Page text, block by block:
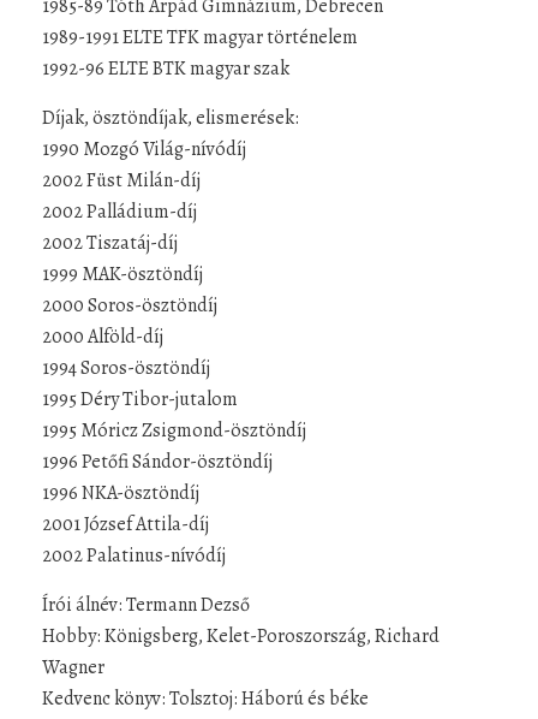
1985-89 Tóth Árpád Gimnázium, Debrecen
1989-1991 ELTE TFK magyar történelem
1992-96 ELTE BTK magyar szak
Díjak, ösztöndíjak, elismerések:
1990 Mozgó Világ-nívódíj
2002 Füst Milán-díj
2002 Palládium-díj
2002 Tiszatáj-díj
1999 MAK-ösztöndíj
2000 Soros-ösztöndíj
2000 Alföld-díj
1994 Soros-ösztöndíj
1995 Déry Tibor-jutalom
1995 Móricz Zsigmond-ösztöndíj
1996 Petőfi Sándor-ösztöndíj
1996 NKA-ösztöndíj
2001 József Attila-díj
2002 Palatinus-nívódíj
Írói álnév: Termann Dezső
Hobby: Königsberg, Kelet-Poroszország, Richard
Wagner
Kedvenc könyv: Tolsztoj: Háború és béke